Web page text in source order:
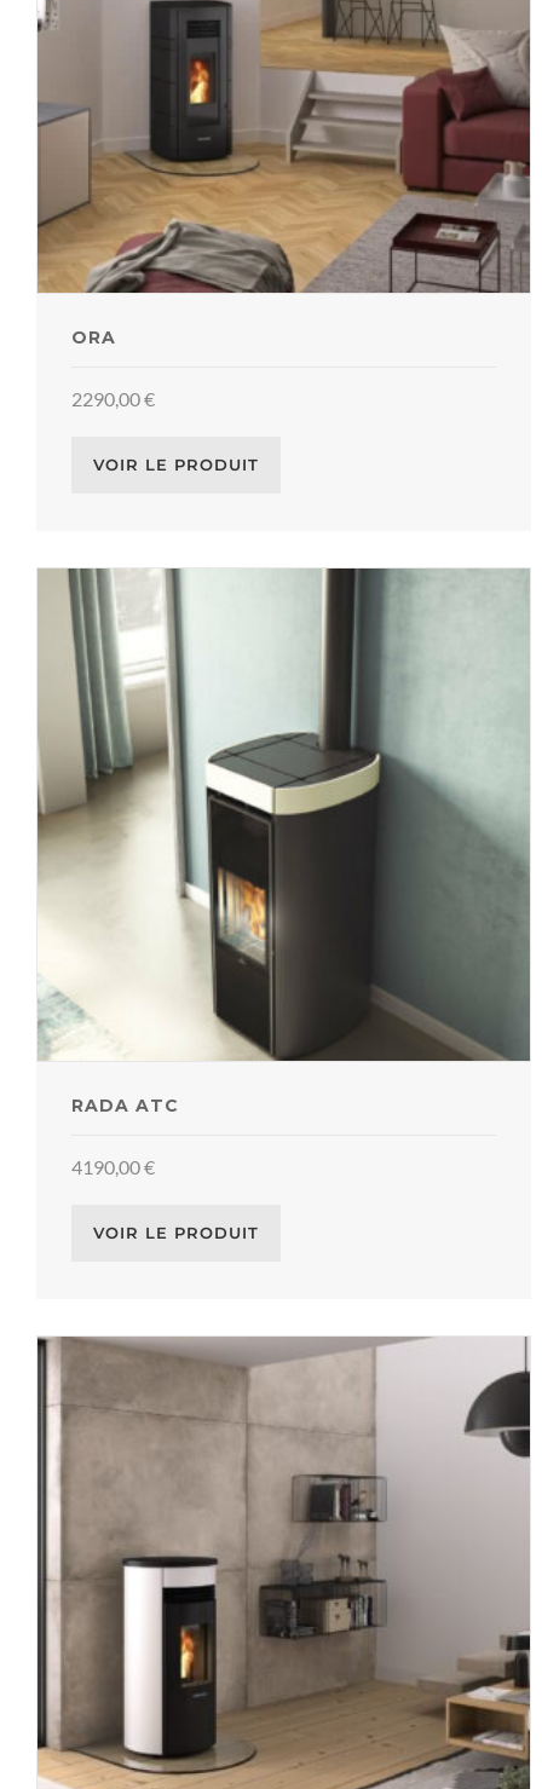
ORA
2290,00€
VOIR LE PRODUIT
RADA ATC
4190,00€
VOIR LE PRODUIT